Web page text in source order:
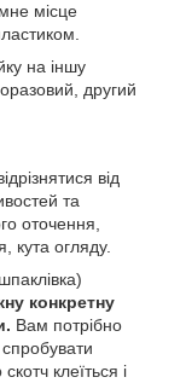
місце
на іншу
другий
від
та
оточення,
кута огляду.
конкретну
Вам потрібно
клеїться і